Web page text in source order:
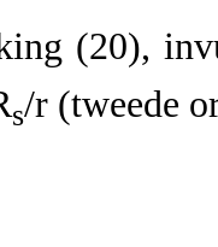
(20),
s/r (tweede